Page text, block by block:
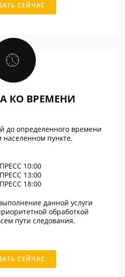
СЕЙЧАС
КО ВРЕМЕНИ
до определенного времени
пункте.
10:00
13:00
18:00
данной услуги
обработкой
пути следования.
СЕЙЧАС